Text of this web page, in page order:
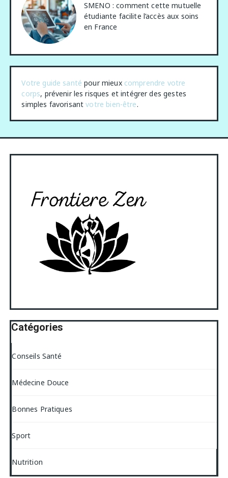
SMENO : comment cette mutuelle
étudiante facilite l’accès aux soins
en France
Votre guide santé pour mieux comprendre votre
corps, prévenir les risques et intégrer des gestes
simples favorisantvotre bien-être.
Catégories
Conseils Santé
Médecine Douce
Bonnes Pratiques
Sport
Nutrition